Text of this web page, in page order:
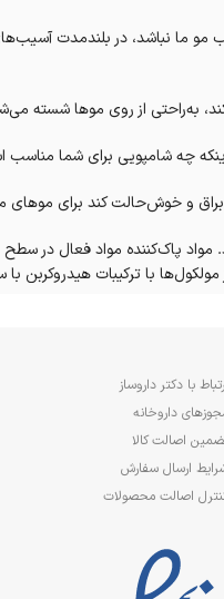
ما نباشد، در بلندمدت
به‌راحتی از روی موها شسته
اینکه چه شامپویی برای شما
براق و خوش‌حالت کند برای
مواد پاک‌کننده مواد فعال
با ترکیبات هیدروکربن
با دکتر داروساز
داروخانه
اصالت کالا
ارسال سفارش
اصالت محصولات